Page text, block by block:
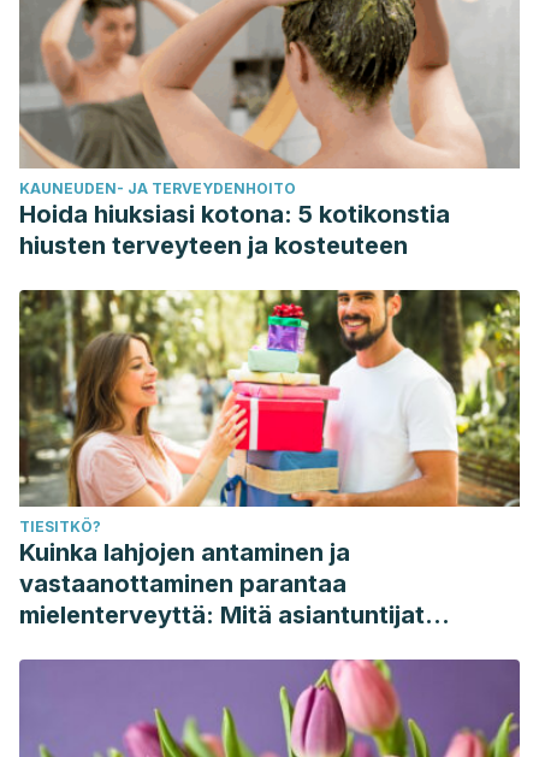
KAUNEUDEN- JA TERVEYDENHOITO
Hoida hiuksiasi kotona: 5 kotikonstia
hiusten terveyteen ja kosteuteen
TIESITKÖ?
Kuinka lahjojen antaminen ja
vastaanottaminen parantaa
mielenterveyttä: Mitä asiantuntijat